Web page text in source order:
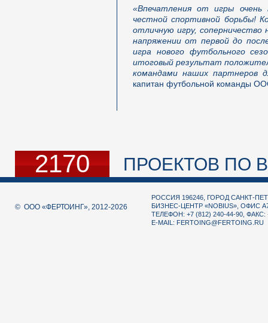
«Впечатления от игры
честной спортивной борьбы!
отличную игру, соперничество
напряжении от первой до
игра нового футбольного
итоговый результат
командами наших партнеров
капитан футбольной команды
2170 ПРОЕКТОВ ПО
© ООО «ФЕРТОИНГ», 2012-2026
РОССИЯ 196246, ГОРОД САНКТ-
БИЗНЕС-ЦЕНТР «NOBIUS», ОФИС
ТЕЛЕФОН: +7 (812) 240-44-90, ФАКС:
E-MAIL: FERTOING@FERTOING.RU